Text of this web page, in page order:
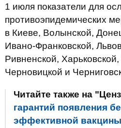
1 июля показатели для
противоэпидемических
в Киеве, Волынской,
Ивано-Франковской,
Ривненской,
Черновицкой и
Читайте также на
гарантий появления
эффективной вакцины